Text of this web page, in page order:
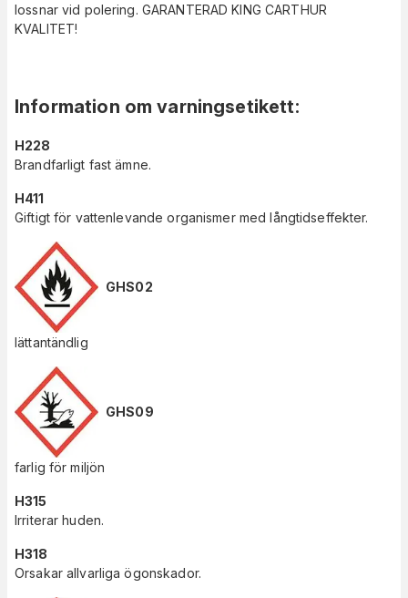
lossnar vid polering. GARANTERAD KING CARTHUR
KVALITET!
Information om varningsetikett:
H228
Brandfarligt fast ämne.
H411
Giftigt för vattenlevande organismer med långtidseffekter.
GHS02
lättantändlig
GHS09
farlig för miljön
H315
Irriterar huden.
H318
Orsakar allvarliga ögonskador.